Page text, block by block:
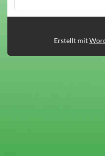
Erstellt mit